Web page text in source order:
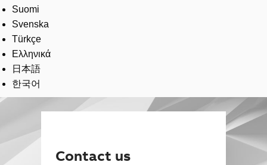
Suomi
Svenska
Türkçe
Ελληνικά
日本語
한국어
Contact us